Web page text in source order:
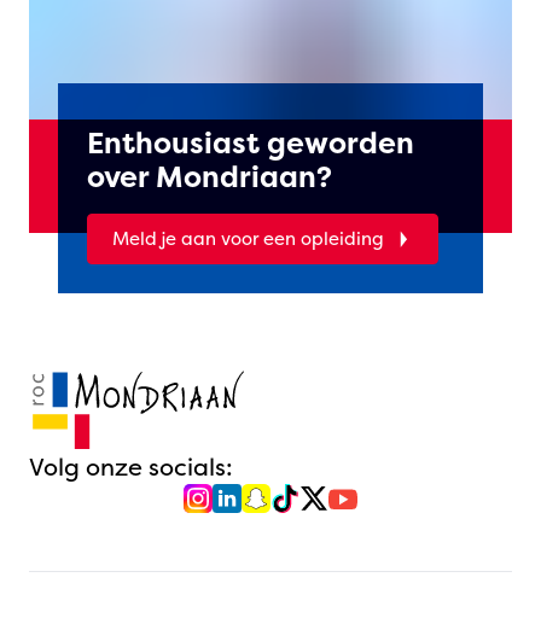
Enthousiast geworden
over Mondriaan?
Meld je aan voor een opleiding
Volg onze socials: